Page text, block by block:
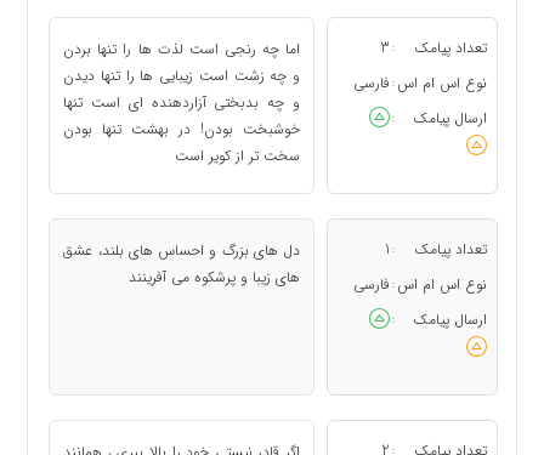
تعداد پیامک :
3
نوع اس ام اس : فارسی
ارسال پیامک
:
اما چه رنجی است لذت ها را تنها بردن
و چه زشت است زیبایی ها را تنها دیدن
و چه بدبختی آزاردهنده ای است تنها
خوشبخت بودن! در بهشت تنها بودن
سخت تر از کویر است
تعداد پیامک :
1
نوع اس ام اس : فارسی
ارسال پیامک
:
دل های بزرگ و احساس های بلند، عشق
های زیبا و پرشکوه می آفرینند
: